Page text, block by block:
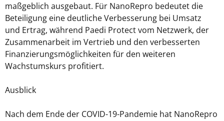
maßgeblich ausgebaut. Für NanoRepro bedeutet die
Beteiligung eine deutliche Verbesserung bei Umsatz
und Ertrag, während Paedi Protect vom Netzwerk, der
Zusammenarbeit im Vertrieb und den verbesserten
Finanzierungsmöglichkeiten für den weiteren
Wachstumskurs profitiert.
Ausblick
Nach dem Ende der COVID-19-Pandemie hat NanoRepro